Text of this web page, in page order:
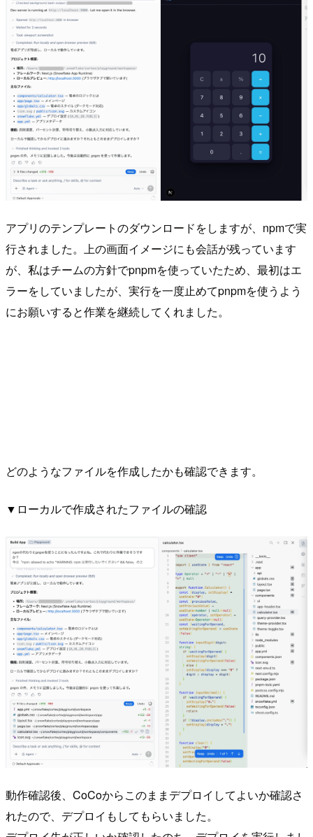
アプリのテンプレートのダウンロードをしますが、npmで実
行されました。上の画面イメージにも会話が残っています
が、私はチームの方針でpnpmを使っていたため、最初はエ
ラーをしていましたが、実行を一度止めてpnpmを使うよう
にお願いすると作業を継続してくれました。
どのようなファイルを作成したかも確認できます。
▼ローカルで作成されたファイルの確認
動作確認後、CoCoからこのままデプロイしてよいか確認さ
れたので、デプロイもしてもらいました。